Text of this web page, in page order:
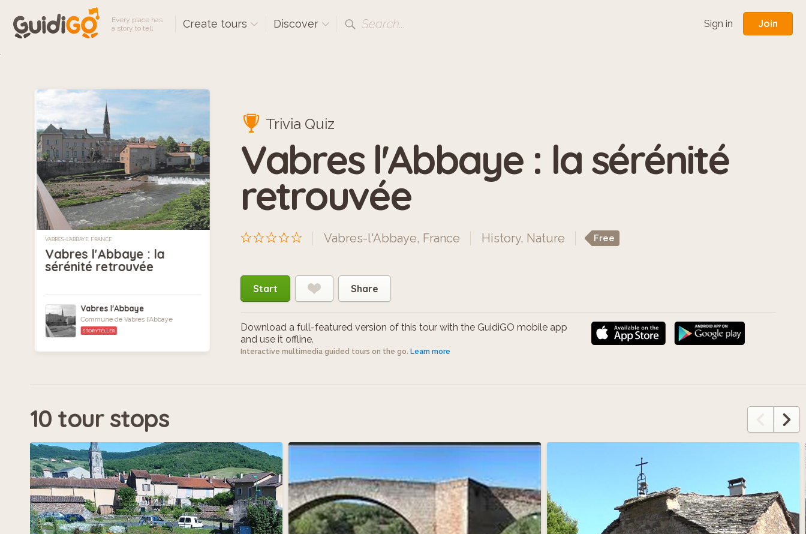
Every place has
a story to tell
Create tours Discover Search... Sign in Join
VABRES-L'ABBAYE, FRANCE
Vabres l'Abbaye : la
sérénité retrouvée
Vabres l'Abbaye
Commune de Vabres l'Abbaye
STORYTELLER
Trivia Quiz
Vabres l'Abbaye : la sérénité
retrouvée
Vabres-l'Abbaye, France History, Nature Free
Start Share
Download a full-featured version of this tour with the GuidiGO mobile app
and use it offline.
Interactive multimedia guided tours on the go. Learn more
10 tour stops